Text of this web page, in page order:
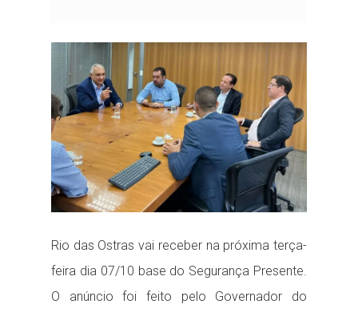
ready...
Rio das Ostras vai receber na próxima terça-
feira dia 07/10 base do Segurança Presente.
O anúncio foi feito pelo Governador do